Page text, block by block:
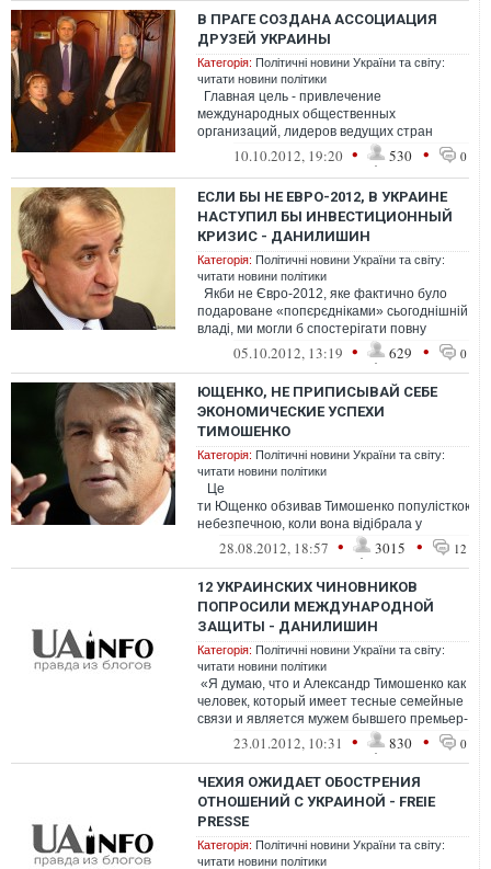
В ПРАГЕ СОЗДАНА АССОЦИАЦИЯ
ДРУЗЕЙ УКРАИНЫ
Категорія: Політичні новини України та світу:
читати новини політики
Главная цель - привлечение
международных общественных
организаций, лидеров ведущих стран
мира, представителей диаспоры
заинтересованны...
10.10.2012, 19:20 • 530 • 0
ЕСЛИ БЫ НЕ ЕВРО-2012, В УКРАИНЕ
НАСТУПИЛ БЫ ИНВЕСТИЦИОННЫЙ
КРИЗИС - ДАНИЛИШИН
Категорія: Політичні новини України та світу:
читати новини політики
Якби не Євро-2012, яке фактично було
подароване «попєрєдніками» сьогоднішній
владі, ми могли б спостерігати повну
інвестиційну кризу, хоча об...
05.10.2012, 13:19 • 629 • 0
ЮЩЕНКО, НЕ ПРИПИСЫВАЙ СЕБЕ
ЭКОНОМИЧЕСКИЕ УСПЕХИ
ТИМОШЕНКО
Категорія: Політичні новини України та світу:
читати новини політики
Це
ти Ющенко обзивав Тимошенко популісткою,
небезпечною, коли вона відібрала у
олігархів «Криворіжсталь» і НЗФ.&...
28.08.2012, 18:57 • 3015 • 12
12 УКРАИНСКИХ ЧИНОВНИКОВ
ПОПРОСИЛИ МЕЖДУНАРОДНОЙ
ЗАЩИТЫ - ДАНИЛИШИН
Категорія: Політичні новини України та світу:
читати новини політики
«Я думаю, что и Александр Тимошенко как
человек, который имеет тесные семейные
связи и является мужем бывшего премьер-
министра Украины Юли...
23.01.2012, 10:31 • 830 • 0
ЧЕХИЯ ОЖИДАЕТ ОБОСТРЕНИЯ
ОТНОШЕНИЙ С УКРАИНОЙ - FREIE
PRESSE
Категорія: Політичні новини України та світу:
читати новини політики